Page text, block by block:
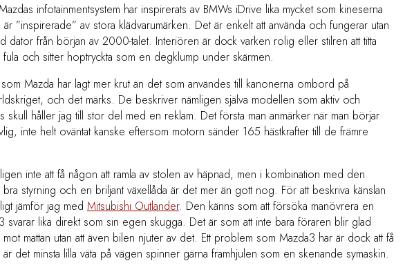
infotainmentsystem har inspirerats av BMWs iDrive lika mycket som kineserna
”inspirerade” av stora klädvarumärken. Det är enkelt att använda och fungerar utan
dator från början av 2000-talet. Interiören är dock varken rolig eller stilren att titta
och sitter hoptryckta som en degklump under skärmen.
Mazda har lagt mer krut än det som användes till kanonerna ombord på
och det märks. De beskriver nämligen själva modellen som aktiv och
håller jag till stor del med en reklam. Det första man anmärker när man börjar
inte helt oväntat kanske eftersom motorn sänder 165 hästkrafter till de främre
inte att få någon att ramla av stolen av häpnad, men i kombination med den
styrning och en briljant växellåda är det mer än gott nog. För att beskriva känslan
jämför jag med Mitsubishi Outlander. Den känns som att försöka manövrera en
svarar lika direkt som sin egen skugga. Det är som att inte bara föraren blir glad
mattan utan att även bilen njuter av det. Ett problem som Mazda3 har är dock att få
det minsta lilla väta på vägen spinner gärna framhjulen som en skenande symaskin.